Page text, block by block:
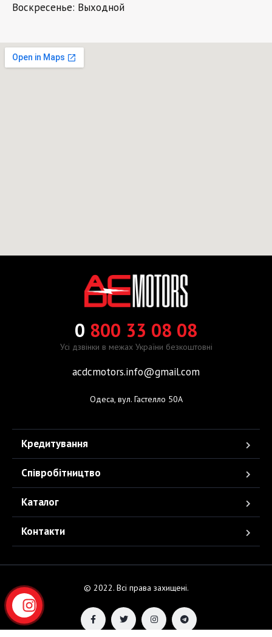
Воскресенье: Выходной
0 800 33 08 08
Усі дзвінки в межах України безкоштовні
acdcmotors.info@gmail.com
Одеса, вул. Гастелло 50А
Кредитування
Співробітництво
Каталог
Контакти
© 2022. Всі права захищені.